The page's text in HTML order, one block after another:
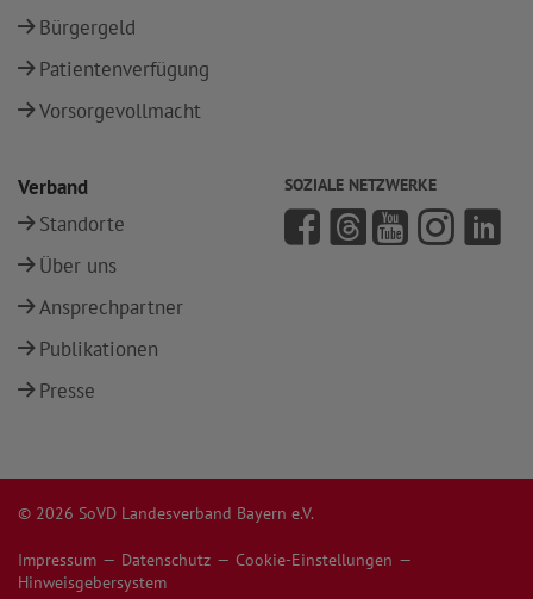
Bürgergeld
Patientenverfügung
Vorsorgevollmacht
Verband
Standorte
Über uns
Ansprechpartner
Publikationen
Presse
SOZIALE NETZWERKE
© 2026 SoVD Landesverband Bayern e.V.
Impressum Datenschutz
Cookie-Einstellungen
Hinweisgebersystem